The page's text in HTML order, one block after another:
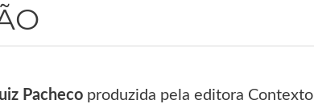
Pacheco produzida pela editora Contexto